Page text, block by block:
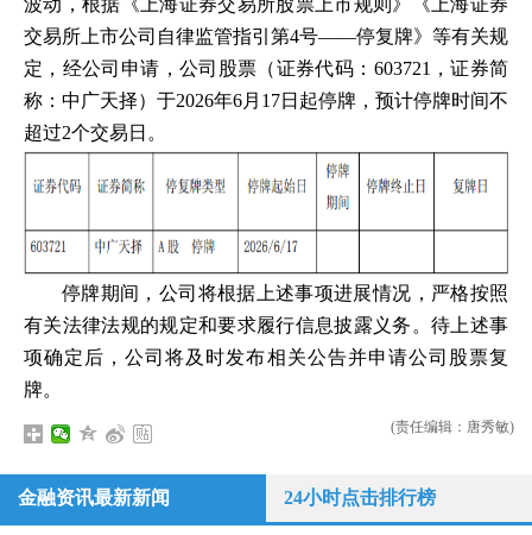
波动，根据《上海证券交易所股票上市规则》《上海证券
交易所上市公司自律监管指引第4号——停复牌》等有关规
定，经公司申请，公司股票（证券代码：603721，证券简
称：中广天择）于2026年6月17日起停牌，预计停牌时间不
超过2个交易日。
停牌期间，公司将根据上述事项进展情况，严格按照
有关法律法规的规定和要求履行信息披露义务。待上述事
项确定后，公司将及时发布相关公告并申请公司股票复
牌。
(责任编辑：唐秀敏)
金融资讯最新新闻 24小时点击排行榜